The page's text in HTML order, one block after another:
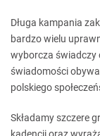
Długa kampania
bardzo wielu
wyborcza świadczy
świadomości
polskiego
Składamy szczere